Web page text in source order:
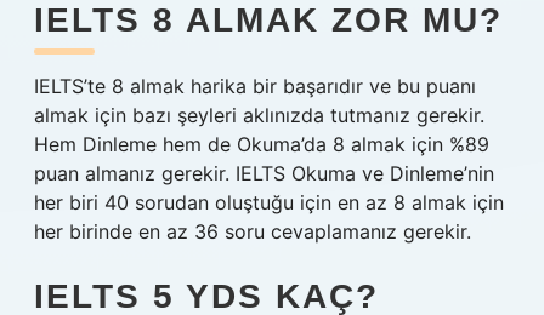
IELTS 8 ALMAK ZOR MU?
IELTS’te 8 almak harika bir başarıdır ve bu puanı
almak için bazı şeyleri aklınızda tutmanız gerekir.
Hem Dinleme hem de Okuma’da 8 almak için %89
puan almanız gerekir. IELTS Okuma ve Dinleme’nin
her biri 40 sorudan oluştuğu için en az 8 almak için
her birinde en az 36 soru cevaplamanız gerekir.
IELTS 5 YDS KAÇ?